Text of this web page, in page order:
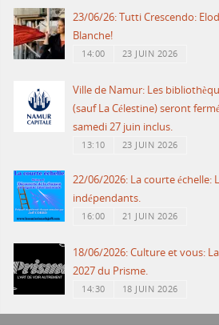
23/06/26: Tutti Crescendo:
Blanche!
14:00 23 JUIN 2026
Ville de Namur: Les
(sauf La Célestine) seront
samedi 27 juin inclus.
13:10 23 JUIN 2026
22/06/2026: La courte échelle:
indépendants.
16:00 21 JUIN 2026
18/06/2026: Culture et vous:
2027 du Prisme.
14:30 18 JUIN 2026